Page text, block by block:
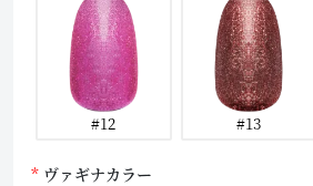
#12 #13
ヴァギナカラー